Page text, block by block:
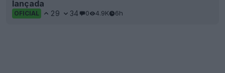
lançada
OFICIAL 29 34 0 4.9K 6h